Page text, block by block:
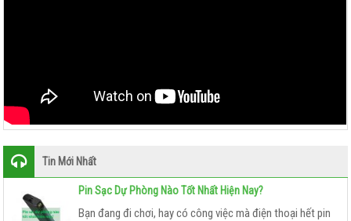
Tin Mới Nhất
Pin Sạc Dự Phòng Nào Tốt Nhất Hiện Nay?
Bạn đang đi chơi, hay có công việc mà điện thoại hết pin